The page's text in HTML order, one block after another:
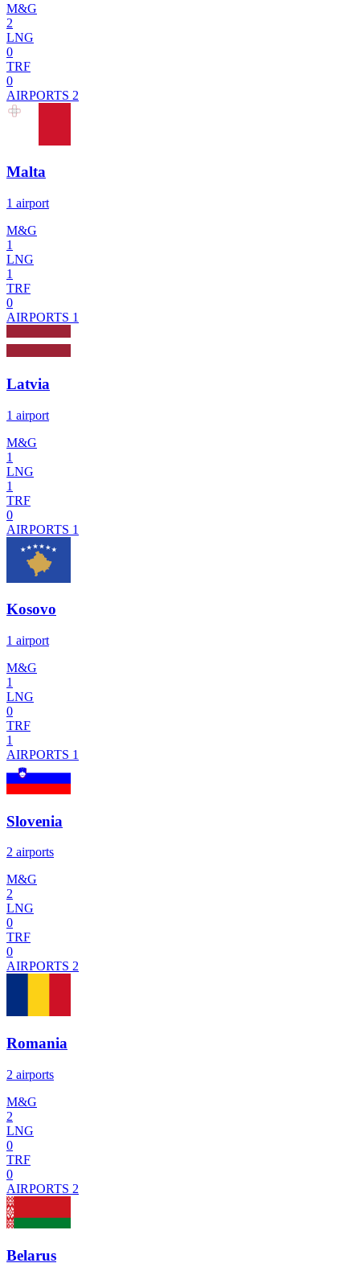
M&G
2
LNG
0
TRF
0
AIRPORTS 2
Malta
1 airport
M&G
1
LNG
1
TRF
0
AIRPORTS 1
Latvia
1 airport
M&G
1
LNG
1
TRF
0
AIRPORTS 1
Kosovo
1 airport
M&G
1
LNG
0
TRF
1
AIRPORTS 1
Slovenia
2 airports
M&G
2
LNG
0
TRF
0
AIRPORTS 2
Romania
2 airports
M&G
2
LNG
0
TRF
0
AIRPORTS 2
Belarus